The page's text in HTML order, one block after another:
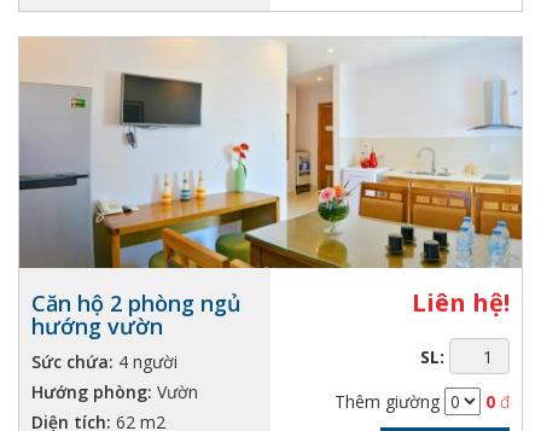
Căn hộ 2 phòng ngủ
hướng vườn
Sức chứa: 4 người
Hướng phòng: Vườn
Diện tích: 62 m2
Liên hệ!
SL:
Thêm giường
0 đ